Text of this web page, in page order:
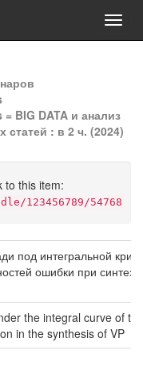
BIG DATA и анализ
статей : в 2 ч. (2024)
to this item:
123456789/54768
под интегральной
ошибки при синтезе
the integral curve of the
in the synthesis of VP